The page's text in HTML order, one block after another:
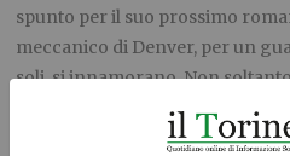
spunto per il suo prossimo
meccanico di Denver, per un
soli, si innamorano. Non
nello spazio senza confini,
quesiti morali, imposizioni e